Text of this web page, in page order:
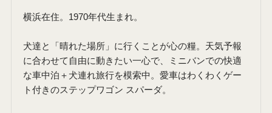
横浜在住。1970年代生まれ。
犬達と「晴れた場所」に行くことが心の糧。天気予報
に合わせて自由に動きたい一心で、ミニバンでの快適
な車中泊＋犬連れ旅行を模索中。愛車はわくわくゲー
ト付きのステップワゴン スパーダ。